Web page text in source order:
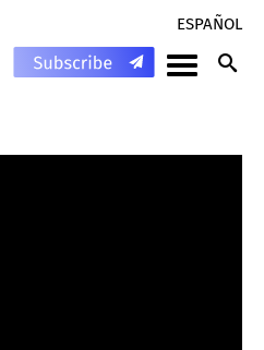
ESPAÑOL